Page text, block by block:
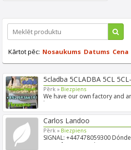
Kārtot pēc: Nosaukums Datums Cena
5cladba 5CLADBA 5CL
Pērk » Biezpiens
We have our own factory and
long-term...
Carlos Landoo
Pērk » Biezpiens
SIGNAL: +447478059300
metanfetamina online en ...